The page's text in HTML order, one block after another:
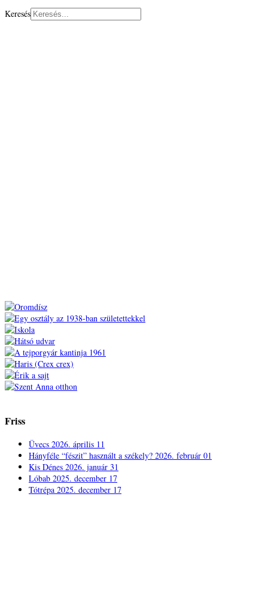
Keresés
Friss
Üvecs 2026. április 11
Hányféle “fészit” használt a székely? 2026. február 01
Kis Dénes 2026. január 31
Lóbab 2025. december 17
Tótrépa 2025. december 17